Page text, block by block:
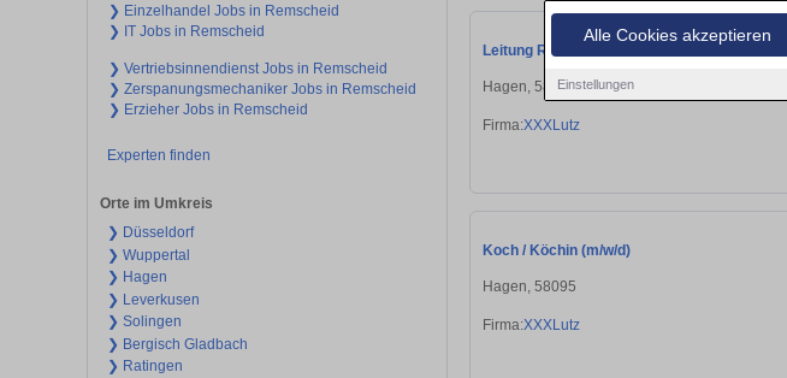
Alle Cookies akzeptieren
Einstellungen
❯ Einzelhandel Jobs in Remscheid
❯ IT Jobs in Remscheid
❯ Vertriebsinnendienst Jobs in Remscheid
❯ Zerspanungsmechaniker Jobs in Remscheid
❯ Erzieher Jobs in Remscheid
Experten finden
Orte im Umkreis
❯ Düsseldorf
❯ Wuppertal
❯ Hagen
❯ Leverkusen
❯ Solingen
❯ Bergisch Gladbach
❯ Ratingen
Leitung Restaurant unserer Gastronomie /
Hagen, 58095
Firma:XXXLutz
Koch / Köchin (m/w/d)
Hagen, 58095
Firma:XXXLutz